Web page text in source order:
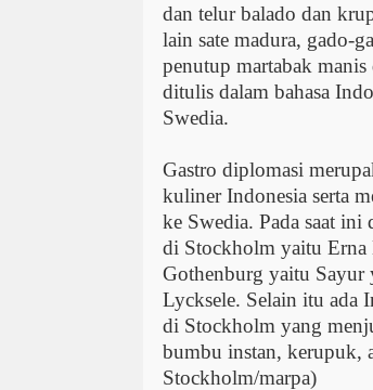
dan telur balado dan
lain sate madura, gado-
penutup martabak
ditulis dalam bahasa
Swedia.
Gastro diplomasi
kuliner Indonesia serta
ke Swedia. Pada saat ini
di Stockholm yaitu Erna
Gothenburg yaitu Sayur
Lycksele. Selain itu ada
di Stockholm yang
bumbu instan, kerupuk,
Stockholm/marpa)